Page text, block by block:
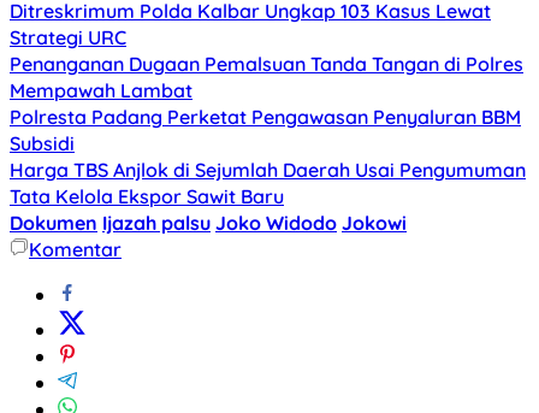
Ditreskrimum Polda Kalbar Ungkap 103 Kasus Lewat
Strategi URC
Penanganan Dugaan Pemalsuan Tanda Tangan di Polres
Mempawah Lambat
Polresta Padang Perketat Pengawasan Penyaluran BBM
Subsidi
Harga TBS Anjlok di Sejumlah Daerah Usai Pengumuman
Tata Kelola Ekspor Sawit Baru
Dokumen Ijazah palsu Joko Widodo Jokowi
Komentar